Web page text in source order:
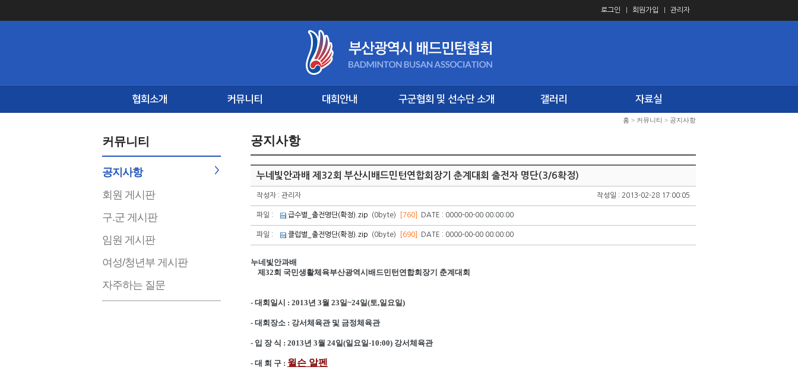
로그인 회원가입 관리자
협회소개 커뮤니티 대회안내 구군협회 및 선수단 소개 갤러리 자료실
홈 > 커뮤니티 > 공지사항
커뮤니티
공지사항
회원 게시판
구.군 게시판
임원 게시판
여성/청년부 게시판
자주하는 질문
공지사항
누네빛안과배 제32회 부산시배드민턴연합회장기 춘계대회 출전자 명단(3/6확정)
작성자 : 관리자 작성일 : 2013-02-28 17:00:05
파일 : 급수별_출전명단(확정).zip (0byte) [760] DATE : 0000-00-00 00:00:00
파일 : 클럽별_출전명단(확정).zip (0byte) [690] DATE : 0000-00-00 00:00:00
누네빛안과배
제32회 국민생활체육부산광역시배드민턴연합회장기 춘계대회
- 대회일시 : 2013년 3월 23일~24일(토,일요일)
- 대회장소 : 강서체육관 및 금정체육관
- 입 장 식 : 2013년 3월 24일(일요일-10:00) 강서체육관
- 대 회 구 : 윌슨 알펜